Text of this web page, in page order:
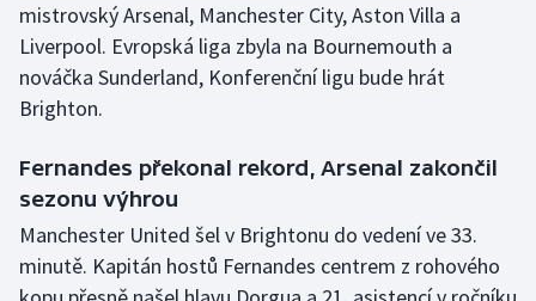
Gymnastika
Házená
Judo
Krasobruslení
mistrovský Arsenal, Manchester City, Aston Villa a
Liverpool. Evropská liga zbyla na Bournemouth a
nováčka Sunderland, Konferenční ligu bude hrát
Brighton.
Fernandes překonal rekord, Arsenal zakončil
sezonu výhrou
Manchester United šel v Brightonu do vedení ve 33.
minutě. Kapitán hostů Fernandes centrem z rohového